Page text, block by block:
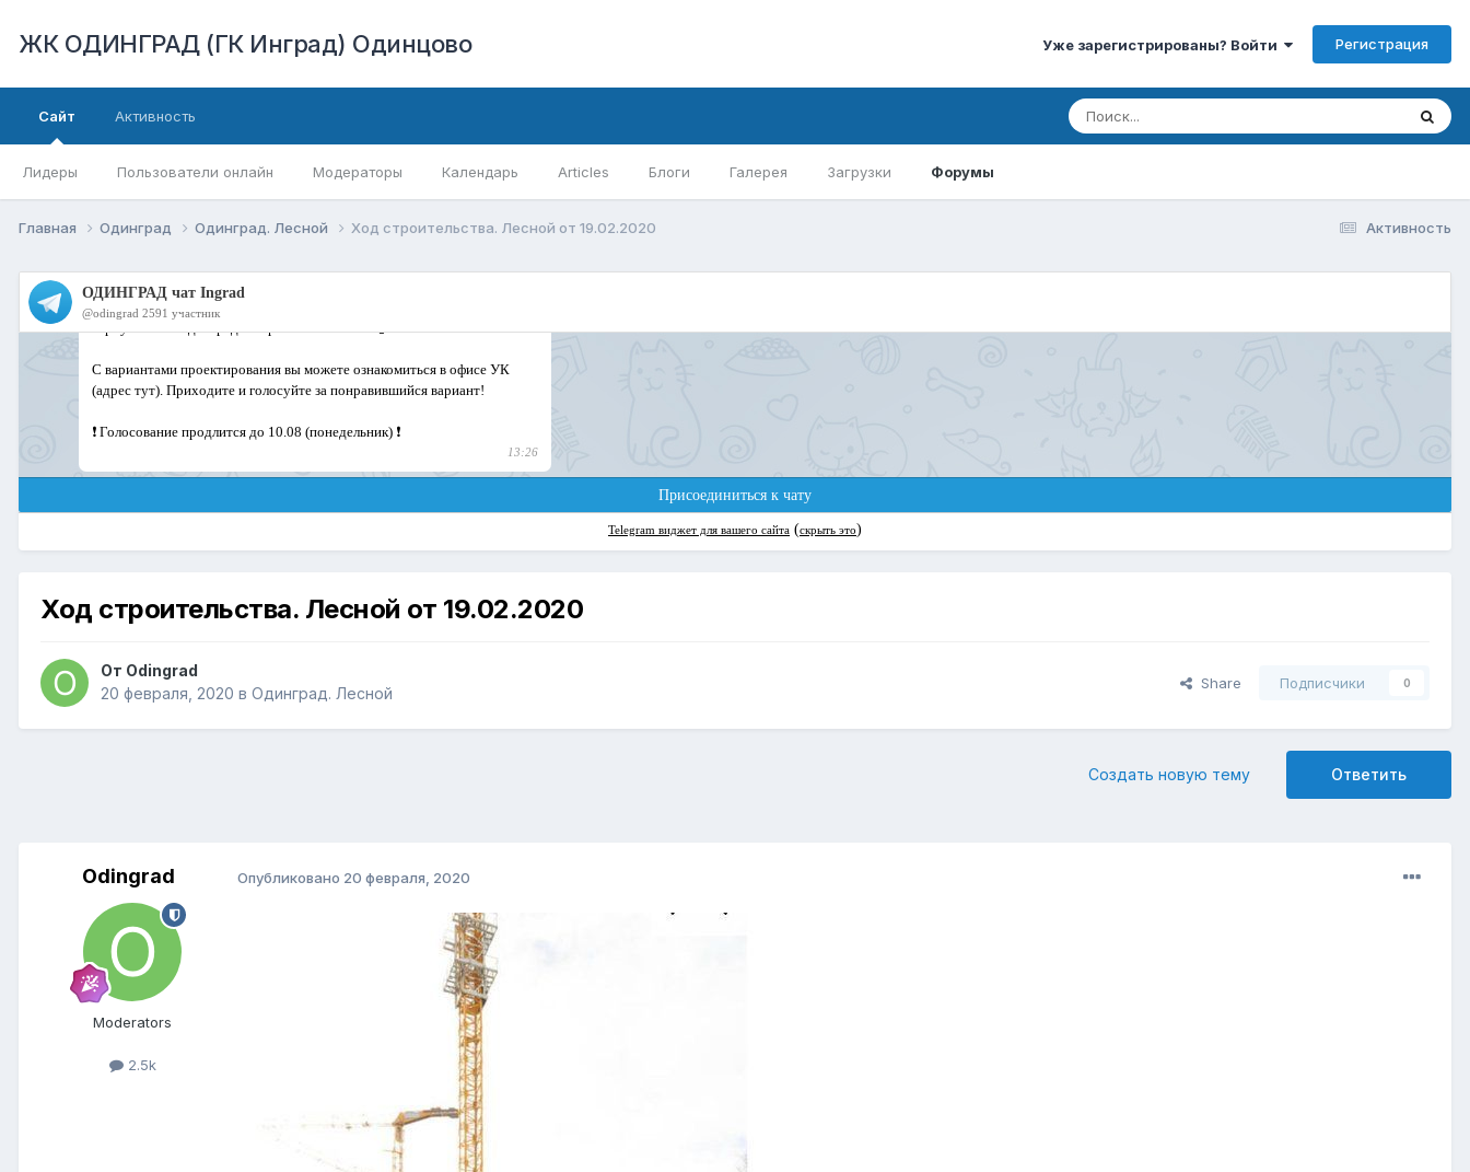
ЖК ОДИНГРАД (ГК Инград) Одинцово Уже зарегистрированы? Войти Регистрация
Сайт
Лидеры Пользователи онлайн Модераторы Календарь Articles Блоги Галерея Загрузки Форумы
Активность
Активность
Главная Одинград Одинград. Лесной Ход строительства. Лесной от 19.02.2020
Ход строительства. Лесной от 19.02.2020
От Odingrad
20 февраля, 2020 в Одинград. Лесной
Share Подписчики 0
Ответить
Создать новую тему
Odingrad
Moderators
2.5k
Опубликовано 20 февраля, 2020